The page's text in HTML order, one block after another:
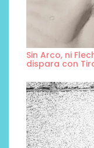
Sin Arco, ni
dispara con